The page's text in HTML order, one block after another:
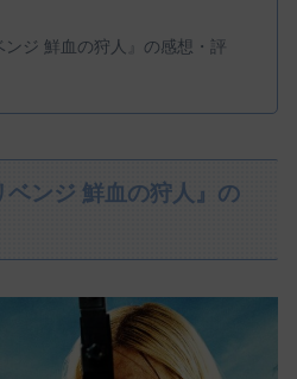
ジ 鮮血の狩人』の感想・評
ンジ 鮮血の狩人』の